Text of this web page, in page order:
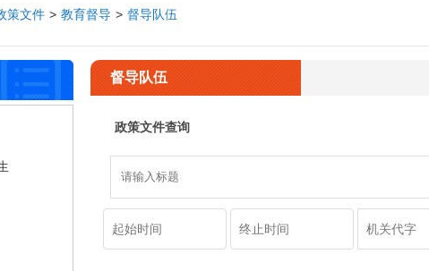
策文件 > 教育督导 > 督导队伍
督导队伍
政策文件查询